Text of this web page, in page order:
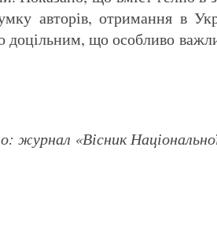
авторів, отримання в
доцільним, що особливо
журнал «Вісник